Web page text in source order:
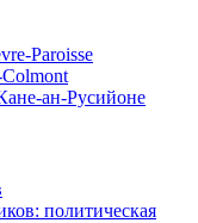
Paroisse
ан-Русийоне
политическая